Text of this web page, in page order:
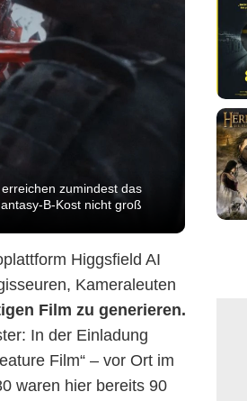
zumindest das
B-Kost nicht groß
Higgsfield AI
Kameraleuten
Film zu generieren.
In der Einladung
Film“ – vor Ort im
waren hier bereits 90